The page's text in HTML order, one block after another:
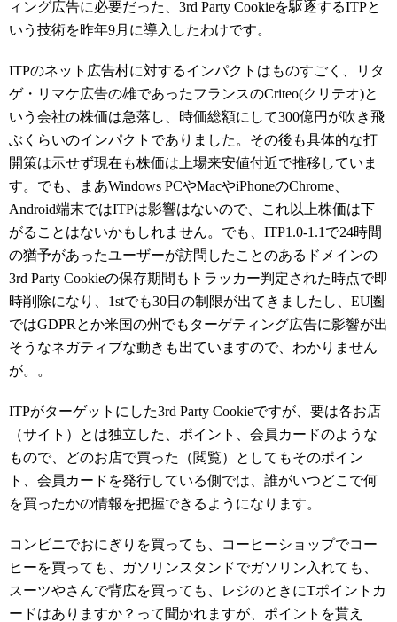
ィング広告に必要だった、3rd Party Cookieを駆逐するITPと
いう技術を昨年9月に導入したわけです。
ITPのネット広告村に対するインパクトはものすごく、リタ
ゲ・リマケ広告の雄であったフランスのCriteo(クリテオ)と
いう会社の株価は急落し、時価総額にして300億円が吹き飛
ぶくらいのインパクトでありました。その後も具体的な打
開策は示せず現在も株価は上場来安値付近で推移していま
す。でも、まあWindows PCやMacやiPhoneのChrome、
Android端末ではITPは影響はないので、これ以上株価は下
がることはないかもしれません。でも、ITP1.0-1.1で24時間
の猶予があったユーザーが訪問したことのあるドメインの
3rd Party Cookieの保存期間もトラッカー判定された時点で即
時削除になり、1stでも30日の制限が出てきましたし、EU圏
ではGDPRとか米国の州でもターゲティング広告に影響が出
そうなネガティブな動きも出ていますので、わかりません
が。。
ITPがターゲットにした3rd Party Cookieですが、要は各お店
（サイト）とは独立した、ポイント、会員カードのような
もので、どのお店で買った（閲覧）としてもそのポイン
ト、会員カードを発行している側では、誰がいつどこで何
を買ったかの情報を把握できるようになります。
コンビニでおにぎりを買っても、コーヒーショップでコー
ヒーを買っても、ガソリンスタンドでガソリン入れても、
スーツやさんで背広を買っても、レジのときにTポイントカ
ードはありますか？って聞かれますが、ポイントを貰え